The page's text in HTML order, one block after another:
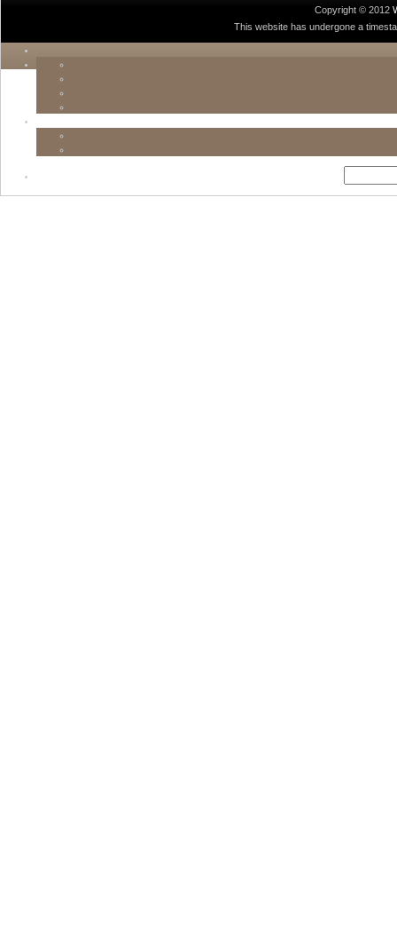
Copyright © 2012
This website has undergone a